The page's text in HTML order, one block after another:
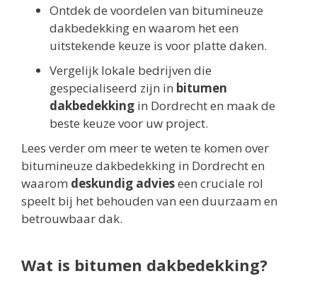
Ontdek de voordelen van bitumineuze
dakbedekking en waarom het een
uitstekende keuze is voor platte daken.
Vergelijk lokale bedrijven die
gespecialiseerd zijn in bitumen
dakbedekking in Dordrecht en maak de
beste keuze voor uw project.
Lees verder om meer te weten te komen over
bitumineuze dakbedekking in Dordrecht en
waarom deskundig advieseen cruciale rol
speelt bij het behouden van een duurzaam en
betrouwbaar dak.
Wat is bitumen dakbedekking?